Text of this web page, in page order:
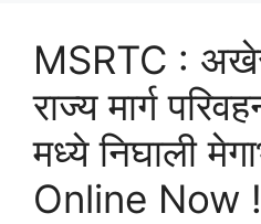
MSRTC : अखेर
राज्य मार्ग
मध्ये निघाली
Online Now !